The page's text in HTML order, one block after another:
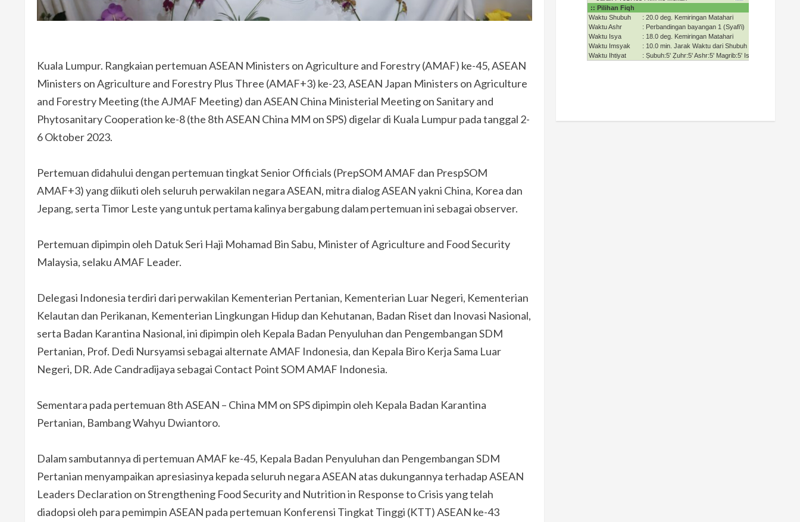
Kuala Lumpur. Rangkaian pertemuan ASEAN Ministers on Agriculture and Forestry (AMAF) ke-45, ASEAN
Ministers on Agriculture and Forestry Plus Three (AMAF+3) ke-23, ASEAN Japan Ministers on Agriculture
and Forestry Meeting (the AJMAF Meeting) dan ASEAN China Ministerial Meeting on Sanitary and
Phytosanitary Cooperation ke-8 (the 8th ASEAN China MM on SPS) digelar di Kuala Lumpur pada tanggal 2-
6 Oktober 2023.
Pertemuan didahului dengan pertemuan tingkat Senior Officials (PrepSOM AMAF dan PrespSOM
AMAF+3) yang diikuti oleh seluruh perwakilan negara ASEAN, mitra dialog ASEAN yakni China, Korea dan
Jepang, serta Timor Leste yang untuk pertama kalinya bergabung dalam pertemuan ini sebagai observer.
Pertemuan dipimpin oleh Datuk Seri Haji Mohamad Bin Sabu, Minister of Agriculture and Food Security
Malaysia, selaku AMAF Leader.
Delegasi Indonesia terdiri dari perwakilan Kementerian Pertanian, Kementerian Luar Negeri, Kementerian
Kelautan dan Perikanan, Kementerian Lingkungan Hidup dan Kehutanan, Badan Riset dan Inovasi Nasional,
serta Badan Karantina Nasional, ini dipimpin oleh Kepala Badan Penyuluhan dan Pengembangan SDM
Pertanian, Prof. Dedi Nursyamsi sebagai alternate AMAF Indonesia, dan Kepala Biro Kerja Sama Luar
Negeri, DR. Ade Candradijaya sebagai Contact Point SOM AMAF Indonesia.
Sementara pada pertemuan 8th ASEAN – China MM on SPS dipimpin oleh Kepala Badan Karantina
Pertanian, Bambang Wahyu Dwiantoro.
Dalam sambutannya di pertemuan AMAF ke-45, Kepala Badan Penyuluhan dan Pengembangan SDM
Pertanian menyampaikan apresiasinya kepada seluruh negara ASEAN atas dukungannya terhadap ASEAN
Leaders Declaration on Strengthening Food Security and Nutrition in Response to Crisis yang telah
diadopsi oleh para pemimpin ASEAN pada pertemuan Konferensi Tingkat Tinggi (KTT) ASEAN ke-43